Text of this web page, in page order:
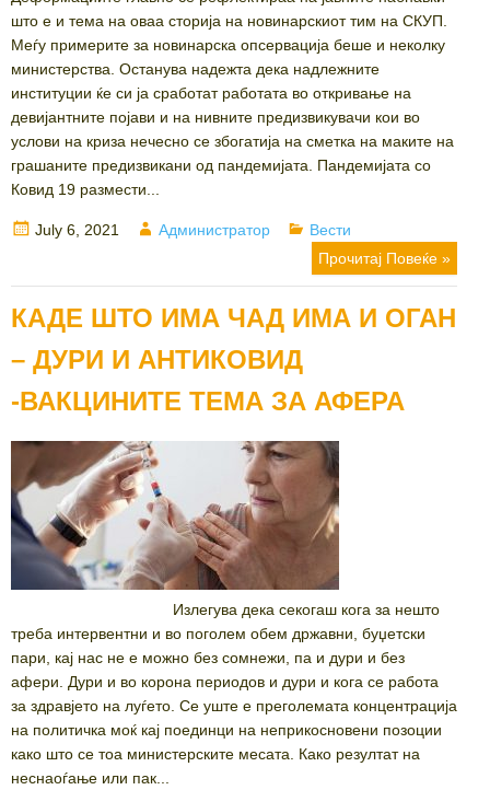
што е и тема на оваа сторија на новинарскиот тим на СКУП.
Меѓу примерите за новинарска опсервација беше и неколку
министерства. Останува надежта дека надлежните
институции ќе си ја сработат работата во откривање на
девијантните појави и на нивните предизвикувачи кои во
услови на криза нечесно се збогатија на сметка на маките на
грашаните предизвикани од пандемијата. Пандемијата со
Ковид 19 размести...
Posted
July 6, 2021 Author
Администратор Categories
Вести
Прочитај Повеќе »
КАДЕ ШТО ИМА ЧАД ИМА И ОГАН
– ДУРИ И АНТИКОВИД
-ВАКЦИНИТЕ ТЕМА ЗА АФЕРА
Излегува дека секогаш кога за нешто
треба интервентни и во поголем обем државни, буџетски
пари, кај нас не е можно без сомнежи, па и дури и без
афери. Дури и во корона периодов и дури и кога се работа
за здравјето на луѓето. Се уште е преголемата концентрација
на политичка моќ кај поединци на неприкосновени позоции
како што се тоа министерските месата. Како резултат на
неснаоѓање или пак...